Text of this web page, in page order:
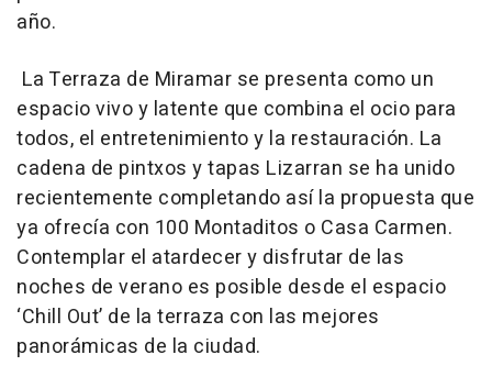
año.
La Terraza de Miramar se presenta como un
espacio vivo y latente que combina el ocio para
todos, el entretenimiento y la restauración. La
cadena de pintxos y tapas Lizarran se ha unido
recientemente completando así la propuesta que
ya ofrecía con 100 Montaditos o Casa Carmen.
Contemplar el atardecer y disfrutar de las
noches de verano es posible desde el espacio
‘Chill Out’ de la terraza con las mejores
panorámicas de la ciudad.